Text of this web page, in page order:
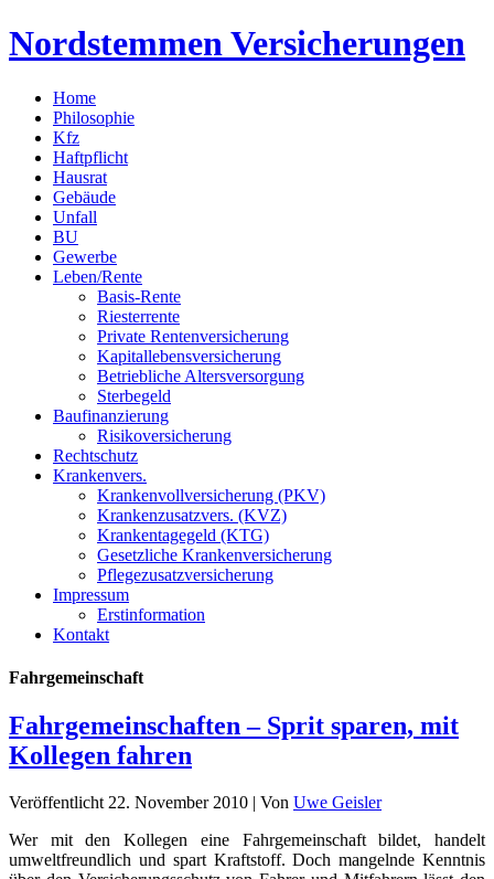
Nordstemmen Versicherungen
Home
Philosophie
Kfz
Haftpflicht
Hausrat
Gebäude
Unfall
BU
Gewerbe
Leben/Rente
Basis-Rente
Riesterrente
Private Rentenversicherung
Kapitallebensversicherung
Betriebliche Altersversorgung
Sterbegeld
Baufinanzierung
Risikoversicherung
Rechtschutz
Krankenvers.
Krankenvollversicherung (PKV)
Krankenzusatzvers. (KVZ)
Krankentagegeld (KTG)
Gesetzliche Krankenversicherung
Pflegezusatzversicherung
Impressum
Erstinformation
Kontakt
Fahrgemeinschaft
Fahrgemeinschaften – Sprit sparen, mit
Kollegen fahren
Veröffentlicht 22. November 2010 | Von Uwe Geisler
Wer mit den Kollegen eine Fahrgemeinschaft bildet, handelt
umweltfreundlich und spart Kraftstoff. Doch mangelnde Kenntnis